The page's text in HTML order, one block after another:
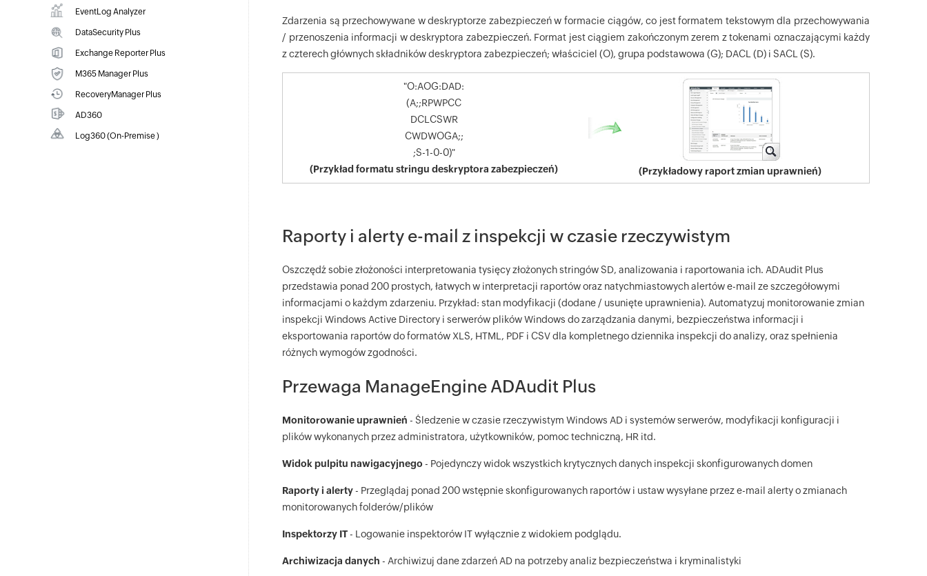
Samoobsługa haseł, MFA dla punktów końcowych,
dostęp warunkowy i SSO dla przedsiębiorstw
EventLog Analyzer
Wyczerpujące zarządzanie dziennikami i
zgodnością IT
DataSecurity Plus
Inspekcje plików, przeciwdziałanie wyciekom
danych i ocena ryzyka danych
Exchange Reporter Plus
Raportowanie, audyty i monitorowanie dla
hybrydowego Exchange i Skype
M365 Manager Plus
Zarządzanie, raportowanie i inspekcje Microsoft
365RecoveryManager Plus
Tworzenie kopii zapasowych i odzyskiwanie Active
Directory, Microsoft 365 i Exchange
AD360
Zarządzanie tożsamościami i dostępem dla
pracowników w ekosystemach hybrydowych
Log360 (On-Premise)
Zdarzenia są przechowywane w deskryptorze zabezpieczeń w formacie ciągów, co jest formatem tekstowym dla przechowywania
/ przenoszenia informacji w deskryptora zabezpieczeń. Format jest ciągiem zakończonym zerem z tokenami oznaczającymi każdy
z czterech głównych składników deskryptora zabezpieczeń; właściciel (O), grupa podstawowa (G); DACL (D) i SACL (S).
"O:AOG:DAD:
(A;;RPWPCC
DCLCSWR
CWDWOGA;;
;S-1-0-0)"
(Przykład formatu stringu deskryptora zabezpieczeń)
(Przykładowy raport zmian uprawnień)
Raporty i alerty e-mail z inspekcji w czasie rzeczywistym
Oszczędź sobie złożoności interpretowania tysięcy złożonych stringów SD, analizowania i raportowania ich. ADAudit Plus
przedstawia ponad 200 prostych, łatwych w interpretacji raportów oraz natychmiastowych alertów e-mail ze szczegółowymi
informacjami o każdym zdarzeniu. Przykład: stan modyfikacji (dodane / usunięte uprawnienia). Automatyzuj monitorowanie zmian
inspekcji Windows Active Directory i serwerów plików Windows do zarządzania danymi, bezpieczeństwa informacji i
eksportowania raportów do formatów XLS, HTML, PDF i CSV dla kompletnego dziennika inspekcji do analizy, oraz spełnienia
różnych wymogów zgodności.
Przewaga ManageEngine ADAudit Plus
Monitorowanie uprawnień - Śledzenie w czasie rzeczywistym Windows AD i systemów serwerów, modyfikacji konfiguracji i
plików wykonanych przez administratora, użytkowników, pomoc techniczną, HR itd.
Widok pulpitu nawigacyjnego - Pojedynczy widok wszystkich krytycznych danych inspekcji skonfigurowanych domen
Raporty i alerty- Przeglądaj ponad 200 wstępnie skonfigurowanych raportów i ustaw wysyłane przez e-mail alerty o zmianach
monitorowanych folderów/plików
Inspektorzy IT- Logowanie inspektorów IT wyłącznie z widokiem podglądu.
Archiwizacja danych - Archiwizuj dane zdarzeń AD na potrzeby analiz bezpieczeństwa i kryminalistyki